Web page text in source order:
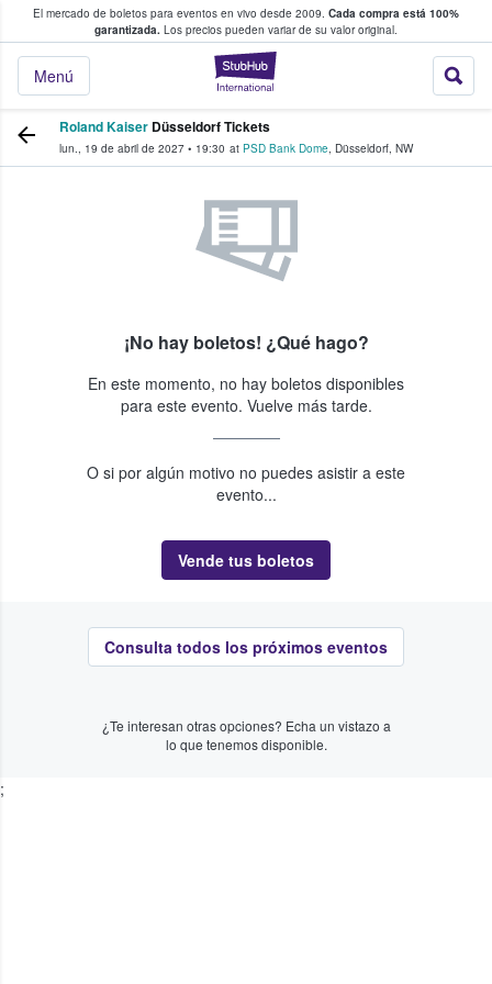
El mercado de boletos para eventos en vivo desde 2009. Cada compra está 100%
garantizada. Los precios pueden variar de su valor original.
StubHub: donde
Menú
fans compran y venden boletos
Roland Kaiser Düsseldorf Tickets
lun., 19 de abril de 2027 • 19:30 at PSD Bank Dome, Düsseldorf, NW
¡No hay boletos! ¿Qué hago?
En este momento, no hay boletos disponibles
para este evento. Vuelve más tarde.
O si por algún motivo no puedes asistir a este
evento...
Vende tus boletos
Consulta todos los próximos eventos
¿Te interesan otras opciones? Echa un vistazo a
lo que tenemos disponible.
;